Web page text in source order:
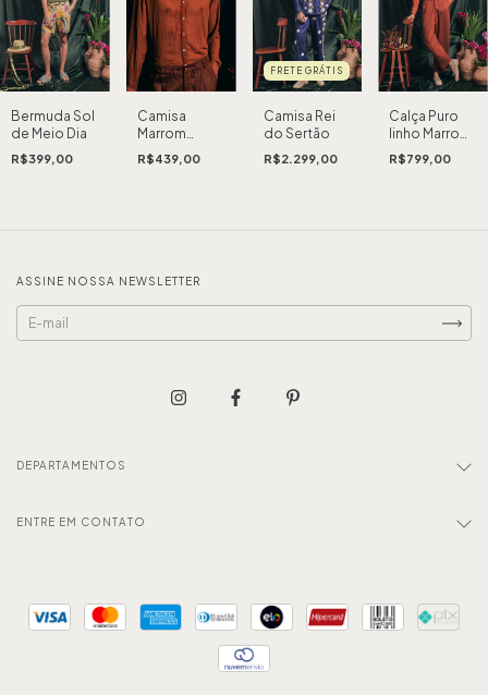
Bermuda Sol
de Meio Dia
R$399,00
Camisa
Marrom
Tabuleiro
R$439,00
FRETE GRÁTIS
Camisa Rei
do Sertão
R$2.299,00
Calça Puro
linho Marrom
Tabuleiro
R$799,00
ASSINE NOSSA NEWSLETTER
DEPARTAMENTOS
ENTRE EM CONTATO